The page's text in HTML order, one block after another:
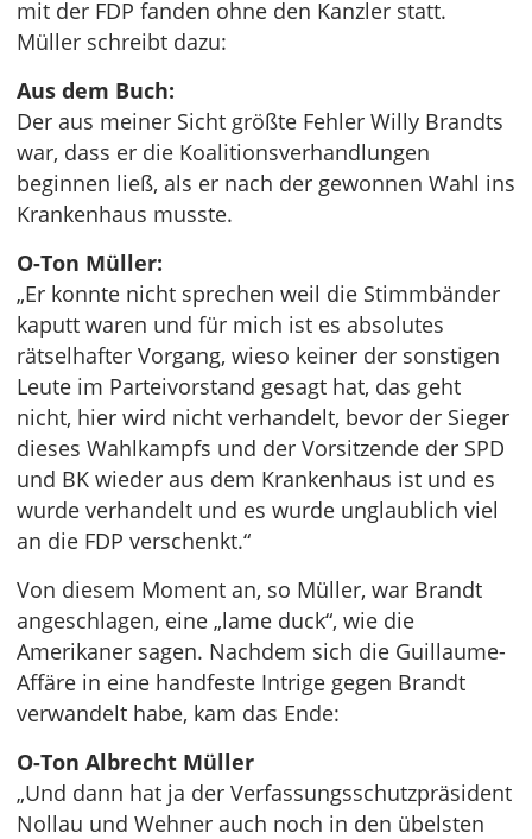
mit der FDP fanden ohne den Kanzler statt.
Müller schreibt dazu:
Aus dem Buch:
Der aus meiner Sicht größte Fehler Willy Brandts
war, dass er die Koalitionsverhandlungen
beginnen ließ, als er nach der gewonnen Wahl ins
Krankenhaus musste.
O-Ton Müller:
„Er konnte nicht sprechen weil die Stimmbänder
kaputt waren und für mich ist es absolutes
rätselhafter Vorgang, wieso keiner der sonstigen
Leute im Parteivorstand gesagt hat, das geht
nicht, hier wird nicht verhandelt, bevor der Sieger
dieses Wahlkampfs und der Vorsitzende der SPD
und BK wieder aus dem Krankenhaus ist und es
wurde verhandelt und es wurde unglaublich viel
an die FDP verschenkt.“
Von diesem Moment an, so Müller, war Brandt
angeschlagen, eine „lame duck“, wie die
Amerikaner sagen. Nachdem sich die Guillaume-
Affäre in eine handfeste Intrige gegen Brandt
verwandelt habe, kam das Ende:
O-Ton Albrecht Müller
„Und dann hat ja der Verfassungsschutzpräsident
Nollau und Wehner auch noch in den übelsten